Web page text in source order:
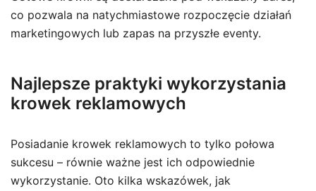
co pozwala na natychmiastowe rozpoczęcie działań
marketingowych lub zapas na przyszłe eventy.
Najlepsze praktyki wykorzystania
krowek reklamowych
Posiadanie krowek reklamowych to tylko połowa
sukcesu – równie ważne jest ich odpowiednie
wykorzystanie. Oto kilka wskazówek, jak